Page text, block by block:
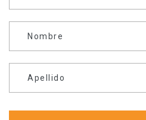
Nombre
Apellido